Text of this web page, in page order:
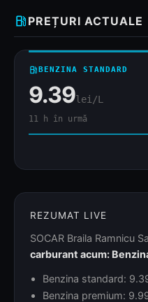
local_gas_station PREȚURI ACTUALE
local_gas_stationBENZINA STANDARD
9.39lei/L
11 h în urmă
REZUMAT LIVE
SOCAR Braila Ramnicu
carburant acum:
Benzina standard:
Benzina premium: